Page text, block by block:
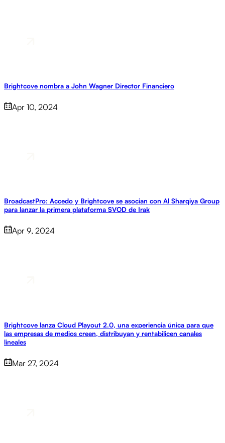
Brightcove nombra a John Wagner Director Financiero
Apr 10, 2024
BroadcastPro: Accedo y Brightcove se asocian con Al Sharqiya Group
para lanzar la primera plataforma SVOD de Irak
Apr 9, 2024
Brightcove lanza Cloud Playout 2.0, una experiencia única para que
las empresas de medios creen, distribuyan y rentabilicen canales
lineales
Mar 27, 2024